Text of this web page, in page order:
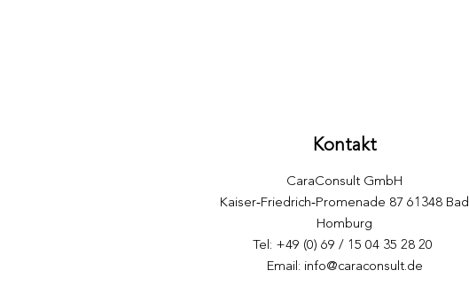
Kontakt
CaraConsult GmbH
​Kaiser‑Friedrich‑Promenade 87 61348 Bad
Homburg
Tel: +49 (0) 69 / 15 04 35 28 20
Email: info@caraconsult.de